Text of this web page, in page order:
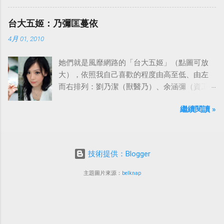
台大五姬：乃彌匡蔓依
4月 01, 2010
她們就是風靡網路的「台大五姬」（點圖可放
大），依照我自己喜歡的程度由高至低、由左
而右排列：劉乃潔（獸醫乃）、余涵彌（資工
蔓）、吳依潔（戲劇依）；這五位正妹透過網
繼續閱讀 »
技術提供：Blogger
主題圖片來源： belknap